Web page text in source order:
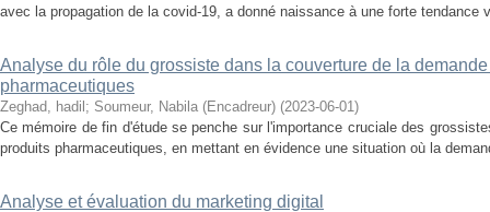
avec la propagation de la covid-19, a donné naissance à une forte tendance
Analyse du rôle du grossiste dans la couverture de la
pharmaceutiques
Zeghad, hadil ; Soumeur, Nabila (Encadreur) (2023-06-01)
Ce mémoire de fin d'étude se penche sur l'importance cruciale des
produits pharmaceutiques, en mettant en évidence une situation où la
Analyse et évaluation du marketing digital